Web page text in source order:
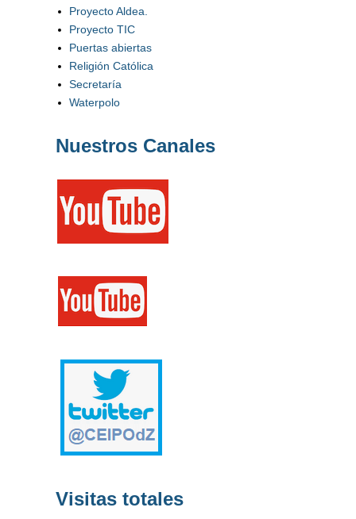
Proyecto Aldea.
Proyecto TIC
Puertas abiertas
Religión Católica
Secretaría
Waterpolo
Nuestros Canales
Visitas totales